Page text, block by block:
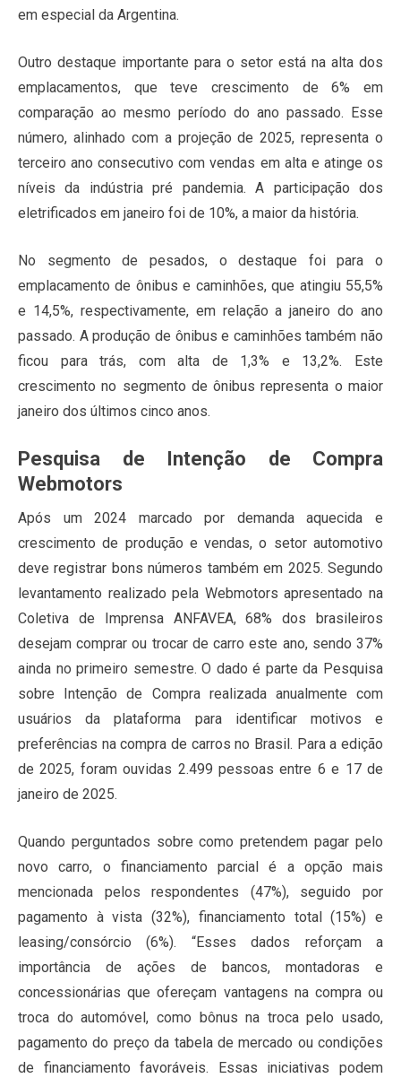
em especial da Argentina.
Outro destaque importante para o setor está na alta dos
emplacamentos, que teve crescimento de 6% em
comparação ao mesmo período do ano passado. Esse
número, alinhado com a projeção de 2025, representa o
terceiro ano consecutivo com vendas em alta e atinge os
níveis da indústria pré pandemia. A participação dos
eletrificados em janeiro foi de 10%, a maior da história.
No segmento de pesados, o destaque foi para o
emplacamento de ônibus e caminhões, que atingiu 55,5%
e 14,5%, respectivamente, em relação a janeiro do ano
passado. A produção de ônibus e caminhões também não
ficou para trás, com alta de 1,3% e 13,2%. Este
crescimento no segmento de ônibus representa o maior
janeiro dos últimos cinco anos.
Pesquisa de Intenção de Compra
Webmotors
Após um 2024 marcado por demanda aquecida e
crescimento de produção e vendas, o setor automotivo
deve registrar bons números também em 2025. Segundo
levantamento realizado pela Webmotors apresentado na
Coletiva de Imprensa ANFAVEA, 68% dos brasileiros
desejam comprar ou trocar de carro este ano, sendo 37%
ainda no primeiro semestre. O dado é parte da Pesquisa
sobre Intenção de Compra realizada anualmente com
usuários da plataforma para identificar motivos e
preferências na compra de carros no Brasil. Para a edição
de 2025, foram ouvidas 2.499 pessoas entre 6 e 17 de
janeiro de 2025.
Quando perguntados sobre como pretendem pagar pelo
novo carro, o financiamento parcial é a opção mais
mencionada pelos respondentes (47%), seguido por
pagamento à vista (32%), financiamento total (15%) e
leasing/consórcio (6%). “Esses dados reforçam a
importância de ações de bancos, montadoras e
concessionárias que ofereçam vantagens na compra ou
troca do automóvel, como bônus na troca pelo usado,
pagamento do preço da tabela de mercado ou condições
de financiamento favoráveis. Essas iniciativas podem